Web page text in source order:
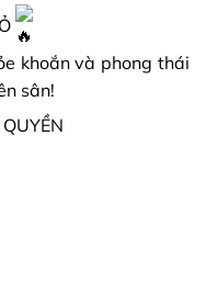
khoắn và phong thái
sân!